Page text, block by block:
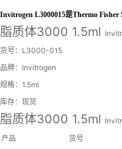
Invitrogen L3000015是Thermo
脂质体3000 1.5ml
货号：L3000-015
品牌：Invitrogen
规格：1.5ml
库存：现货
脂质体3000 1.5ml
产品
货号